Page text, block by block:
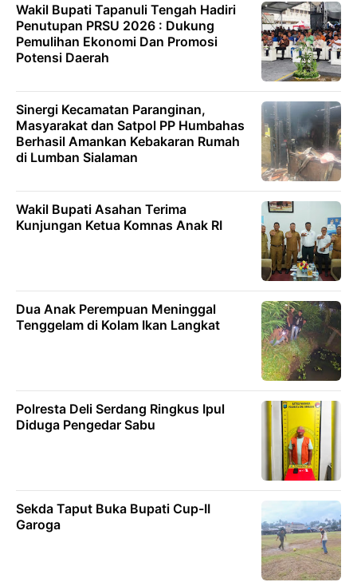
Wakil Bupati Tapanuli Tengah Hadiri
Penutupan PRSU 2026 : Dukung
Pemulihan Ekonomi Dan Promosi
Potensi Daerah
Sinergi Kecamatan Paranginan,
Masyarakat dan Satpol PP Humbahas
Berhasil Amankan Kebakaran Rumah
di Lumban Sialaman
Wakil Bupati Asahan Terima
Kunjungan Ketua Komnas Anak RI
Dua Anak Perempuan Meninggal
Tenggelam di Kolam Ikan Langkat
Polresta Deli Serdang Ringkus Ipul
Diduga Pengedar Sabu
Sekda Taput Buka Bupati Cup-II
Garoga